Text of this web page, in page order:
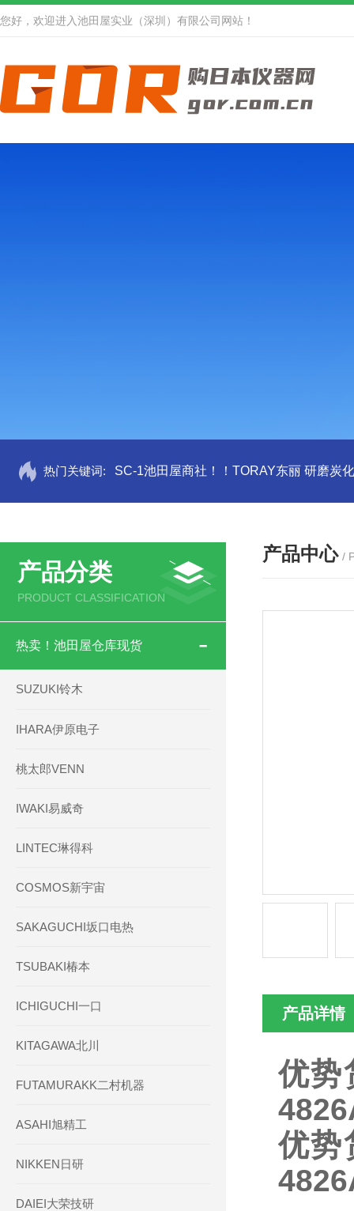
您好，欢迎进入池田屋实业（深圳）有限公司网站！
热门关键词: SC-1池田屋商社！！TORAY东丽 研磨炭
产品分类
PRODUCT CLASSIFICATION
热卖！池田屋仓库现货
SUZUKI铃木
IHARA伊原电子
桃太郎VENN
IWAKI易威奇
LINTEC琳得科
COSMOS新宇宙
SAKAGUCHI坂口电热
TSUBAKI椿本
ICHIGUCHI一口
KITAGAWA北川
FUTAMURAKK二村机器
ASAHI旭精工
NIKKEN日研
DAIEI大荣技研
产品中心 /
产品详情
优势
优势